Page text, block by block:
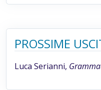
PROSSIME
Luca Serianni,